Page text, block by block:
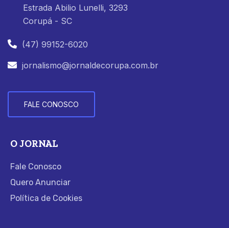
Estrada Abilio Lunelli, 3293
Corupá - SC
(47) 99152-6020
jornalismo@jornaldecorupa.com.br
FALE CONOSCO
O JORNAL
Fale Conosco
Quero Anunciar
Política de Cookies